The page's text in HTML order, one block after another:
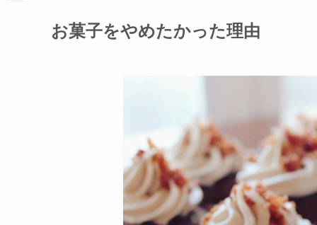
お菓子をやめたかった理由